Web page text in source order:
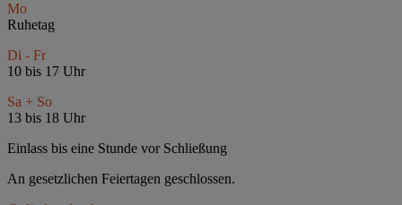
Mo
Ruhetag
Di - Fr
10 bis 17 Uhr
Sa + So
13 bis 18 Uhr
Einlass bis eine Stunde vor Schließung
An gesetzlichen Feiertagen geschlossen.